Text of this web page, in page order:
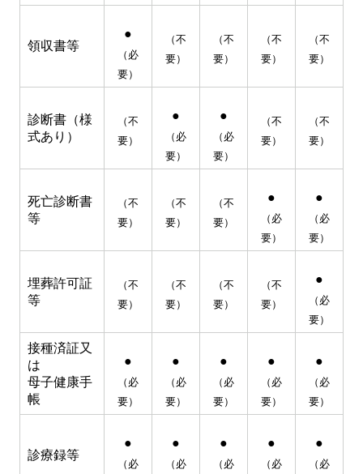
領収書等
●
（必
要）
（不
要）
（不
要）
（不
要）
（不
要）
診断書（様
式あり）
（不
要）
●
（必
要）
●
（必
要）
（不
要）
（不
要）
死亡診断書
等
（不
要）
（不
要）
（不
要）
●
（必
要）
●
（必
要）
埋葬許可証
等
（不
要）
（不
要）
（不
要）
（不
要）
●
（必
要）
接種済証又
は
母子健康手
帳
●
（必
要）
●
（必
要）
●
（必
要）
●
（必
要）
●
（必
要）
診療録等
●
（必
●
（必
●
（必
●
（必
●
（必